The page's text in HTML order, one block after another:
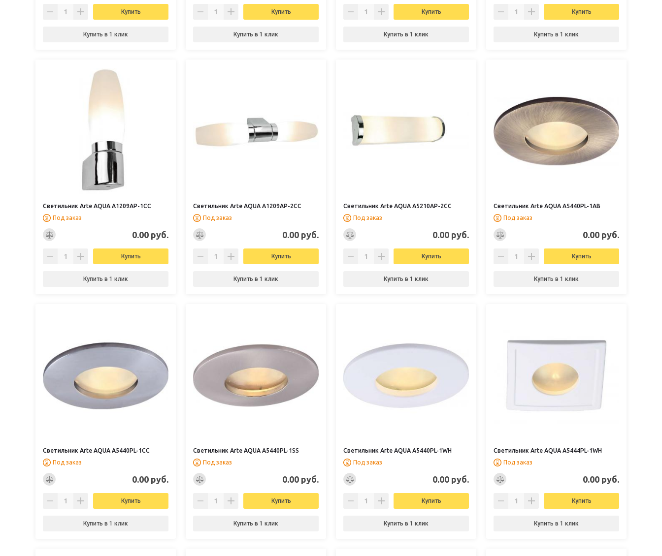
Купить
Купить в 1 клик
Купить
Купить в 1 клик
Купить
Купить в 1 клик
Купить
Купить в 1 клик
Светильник Arte AQUA A1209AP-1CC
Под заказ
0.00 руб.
Купить
Купить в 1 клик
Светильник Arte AQUA A1209AP-2CC
Под заказ
0.00 руб.
Купить
Купить в 1 клик
Светильник Arte AQUA A5210AP-2CC
Под заказ
0.00 руб.
Купить
Купить в 1 клик
Светильник Arte AQUA A5440PL-1AB
Под заказ
0.00 руб.
Купить
Купить в 1 клик
Светильник Arte AQUA A5440PL-1CC
Под заказ
0.00 руб.
Купить
Купить в 1 клик
Светильник Arte AQUA A5440PL-1SS
Под заказ
0.00 руб.
Купить
Купить в 1 клик
Светильник Arte AQUA A5440PL-1WH
Под заказ
0.00 руб.
Купить
Купить в 1 клик
Светильник Arte AQUA A5444PL-1WH
Под заказ
0.00 руб.
Купить
Купить в 1 клик